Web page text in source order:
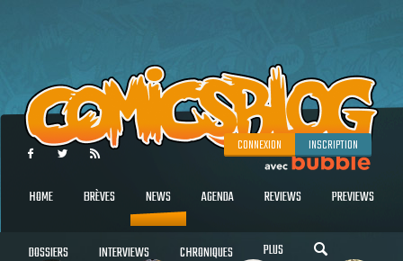
CONNEXION INSCRIPTION
HOME BRÈVES NEWS AGENDA REVIEWS PREVIEWS
DOSSIERS INTERVIEWS CHRONIQUES PLUS